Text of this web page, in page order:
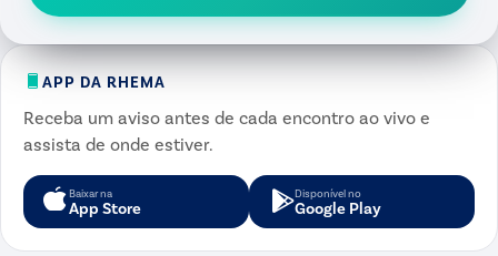
APP DA RHEMA
Receba um aviso antes de cada encontro ao vivo e
assista de onde estiver.
Baixar na
App Store
Disponível no
Google Play